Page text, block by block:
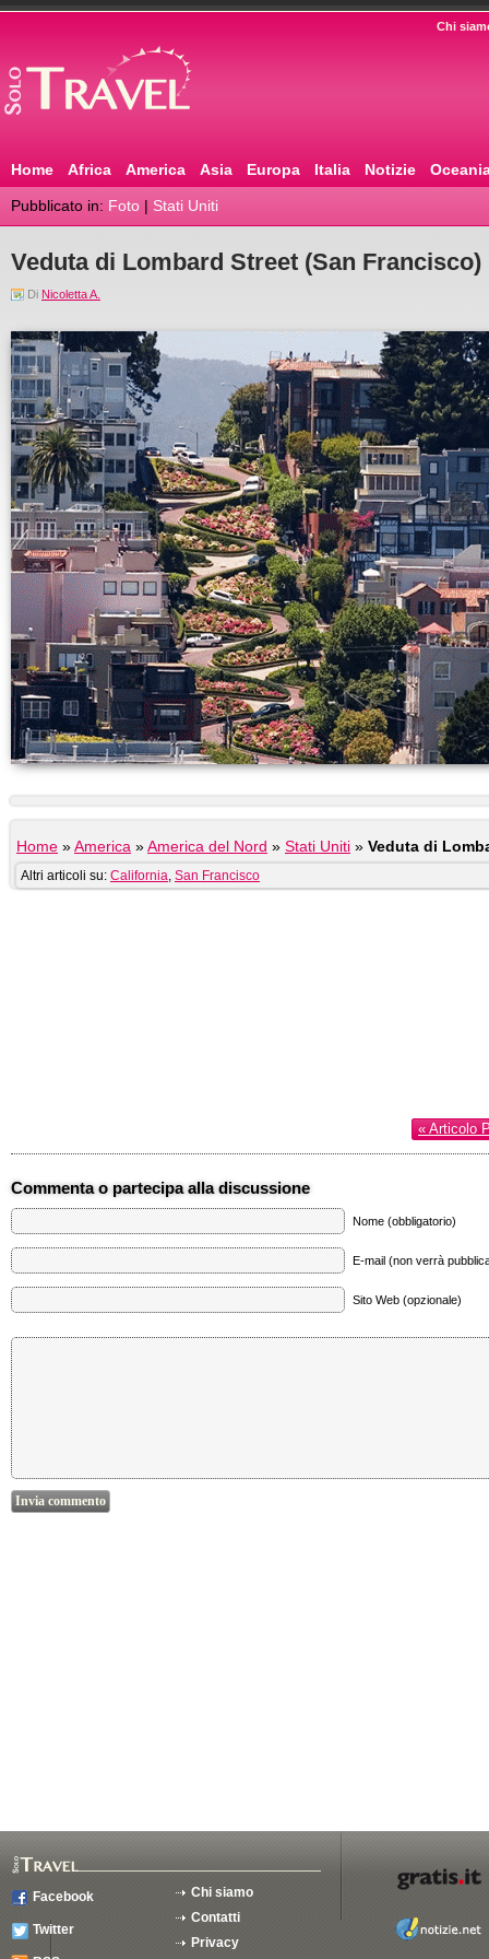
Chi
Home Africa America Asia Europa Italia Notizie
Pubblicato in: Foto | Stati Uniti
Veduta di Lombard Street (San Francisco)
Di Nicoletta A.
Home »America »America del Nord » Stati Uniti » Veduta di
Altri articoli su: California, San Francisco
« Articolo
Commenta o partecipa alla discussione
Nome (obbligatorio)
E-mail (non verrà
Sito Web (opzionale)
Facebook
Twitter
Chi siamo
Contatti
Privacy